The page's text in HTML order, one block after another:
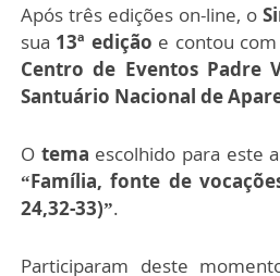
Após três edições on-line, o
sua 13ª edição e contou
Centro de Eventos Padre
Santuário Nacional de
O tema escolhido para este
“Família, fonte de
24,32-33)”.
Participaram deste